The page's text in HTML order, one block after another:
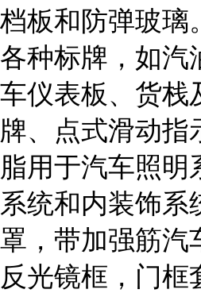
档板和防弹玻璃
各种标牌，如汽
车仪表板、货栈
牌、点式滑动指
脂用于汽车照明
系统和内装饰系
罩，带加强筋汽
反光镜框，门框